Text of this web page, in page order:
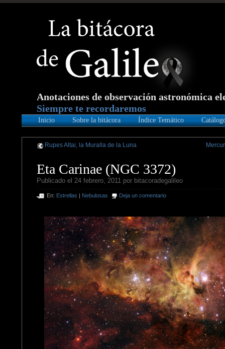
Anotaciones de observación astronómica
Siempre te recordaremos
Inicio Sobre la bitácora Índice Temático
Rupes Altai, la Muralla de la Luna
Eta Carinae (NGC 3372)
Publicado el 24 febrero, 2011 por bitacoradegalileo
En: Estrellas | Nebulosas Deja un comentario